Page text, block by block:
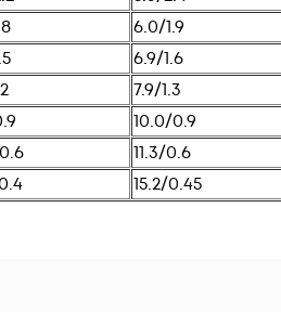
6.0/1.9
6.9/1.6
7.9/1.3
10.0/0.9
11.3/0.6
15.2/0.45